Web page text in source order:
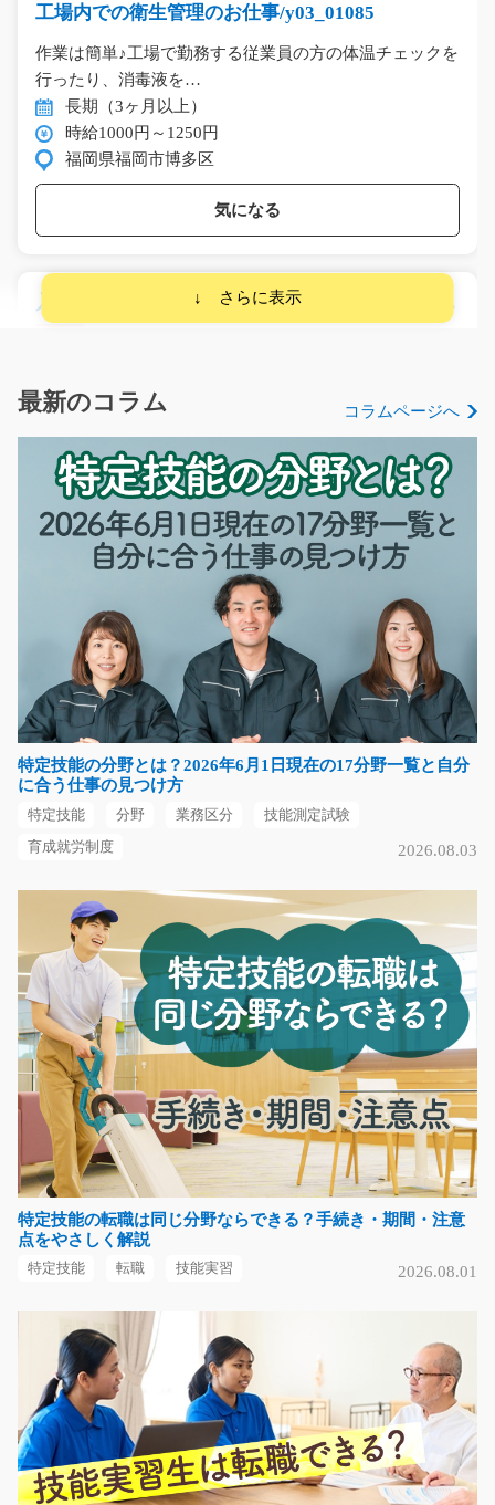
工場内での衛生管理のお仕事/y03_01085
作業は簡単♪工場で勤務する従業員の方の体温チェックを
行ったり、消毒液を…
長期（3ヶ月以上）
時給1000円～1250円
福岡県福岡市博多区
気になる
入荷後（電子部品）の仕分け、棚入れ作業/g04_01
220
験・学歴ALL不問！土…
時給1200円～時給1500円
滋賀県湖南市
気になる
製品の回収作業/y08_02170
＊工場内で完成した発泡スチロール製品を回収するお仕
事＊ ＜主な作業内…
長期（3ヶ月以上）
時給1100円
福岡県北九州市小倉南区
気になる
実務経験が活かせる営業事務/g05_00101
ＮＥＷ！☆大人気営業事務のお仕事です。未経験の方も
大歓迎！職場見学開催…
長期（3ヶ月以上）
時給1200円
神奈川県横浜市神奈川区
気になる
コンクリート製品の目視検査/y08_01996
急募
高時給×日勤！ コンクリートで出来た製品を目視で検査
長期（3ヶ月以上）
時給1400円
福岡県飯塚市
気になる
最新のコラム コラムページへ
特定技能の分野とは？2026年6月1日現在の17分野一覧と自分
に合う仕事の見つけ方
特定技能 分野 業務区分 技能測定試験
育成就労制度 2026.08.03
特定技能の転職は同じ分野ならできる？手続き・期間・注意
点をやさしく解説
特定技能 転職 技能実習 2026.08.01